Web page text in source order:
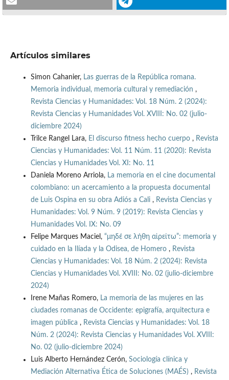
Artículos similares
Simon Cahanier, Las guerras de la República romana.
Memoria individual, memoria cultural y remediación ,
Revista Ciencias y Humanidades: Vol. 18 Núm. 2 (2024):
Revista Ciencias y Humanidades Vol. XVIII: No. 02 (julio-
diciembre 2024)
Trilce Rangel Lara, El discurso fitness hecho cuerpo , Revista
Ciencias y Humanidades: Vol. 11 Núm. 11 (2020): Revista
Ciencias y Humanidades Vol. XI: No. 11
Daniela Moreno Arriola, La memoria en el cine documental
colombiano: un acercamiento a la propuesta documental
de Luis Ospina en su obra Adiós a Cali , Revista Ciencias y
Humanidades: Vol. 9 Núm. 9 (2019): Revista Ciencias y
Humanidades Vol. IX: No. 09
Felipe Marques Maciel, “μηδέ σε λήθη αἱρείτω”: memoria y
cuidado en la Ilíada y la Odisea, de Homero , Revista
Ciencias y Humanidades: Vol. 18 Núm. 2 (2024): Revista
Ciencias y Humanidades Vol. XVIII: No. 02 (julio-diciembre
2024)
Irene Mañas Romero, La memoria de las mujeres en las
ciudades romanas de Occidente: epigrafía, arquitectura e
imagen pública , Revista Ciencias y Humanidades: Vol. 18
Núm. 2 (2024): Revista Ciencias y Humanidades Vol. XVIII:
No. 02 (julio-diciembre 2024)
Luis Alberto Hernández Cerón, Sociología clínica y
Mediación Alternativa Ética de Soluciones (MAÉS) , Revista